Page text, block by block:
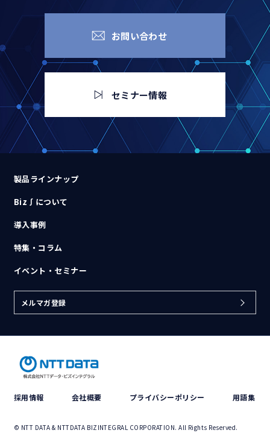
お問い合わせ
セミナー情報
製品ラインナップ
Biz∫について
導入事例
特集・コラム
イベント・セミナー
メルマガ登録
採用情報 会社概要 プライバシーポリシー 用語集
© NTT DATA & NTTDATA BIZINTEGRAL CORPORATION. All Rights Reserved.